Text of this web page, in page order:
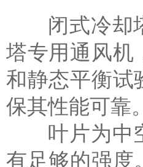
闭式冷却塔
塔专用通风机
和静态平衡试
保其性能可靠。
叶片为中空
有足够的强度